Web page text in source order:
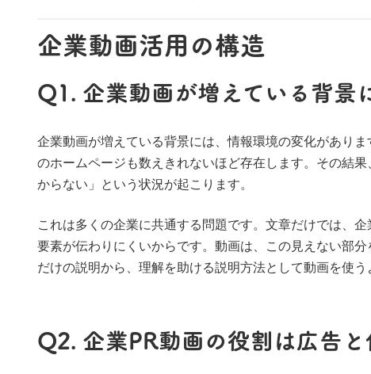
企業動画活用の構造
Q1. 企業動画が増えている背景
企業動画が増えている背景には、情報環境の変化があり
のホームページも数えきれないほど存在します。その結
からない」という状況が起こります。
これは多くの企業に共通する問題です。文章だけでは、
要素が伝わりにくいからです。動画は、この見えない部
だけの説明から、理解を助ける説明方法として動画を使う
Q2. 企業PR動画の役割は広告